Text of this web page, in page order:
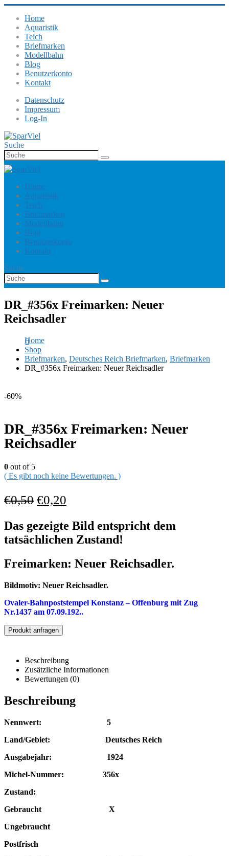
Home
Aquaristik
Teich
Briefmarken
Modellbahn
Blog
Benutzerkonto
Kontakt
Datenschutz
Impressum
Log-In
Suche
Home
Aquaristik
Teich
Briefmarken
Modellbahn
Blog
Benutzerkonto
Kontakt
Suche
DR_#356x Freimarken: Neuer
Reichsadler
Home
Shop
Briefmarken, Deutsches Reich Briefmarken, Briefmarken
DR_#356x Freimarken: Neuer Reichsadler
-60%
DR_#356x Freimarken: Neuer
Reichsadler
0 out of 5
( Es gibt noch keine Bewertungen. )
€0,50 €0,20
Das gezeigte Bild entspricht dem
tatsächlichen Zustand!
Freimarken: Neuer Reichsadler.
Bildmotiv: Neuer Reichsadler.
Ovaler-Bahnpoststempel Konstanz – Offenburg mit Zug
Nr.1437 am 07.09.192..
Produkt anfragen
Beschreibung
Zusätzliche Informationen
Bewertungen (0)
Beschreibung
Nennwert: 5
Land/Gebiet: Deutsches Reich
Ausgabejahr: 1924
Michel-Nummer: 356x
Zustand:
Gebraucht X
Ungebraucht
Postfrisch